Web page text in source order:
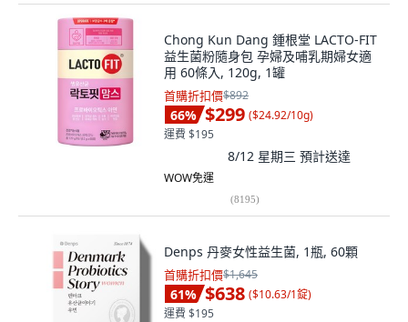
Chong Kun Dang 鍾根堂 LACTO-FIT
益生菌粉隨身包 孕婦及哺乳期婦女適
用 60條入, 120g, 1罐
首購折扣價$892
66% $299 ($24.92/10g)
運費 $195
8/12 星期三 預計送達
WOW免運
(8195)
Denps 丹麥女性益生菌, 1瓶, 60顆
首購折扣價$1,645
61% $638 ($10.63/1錠)
運費 $195